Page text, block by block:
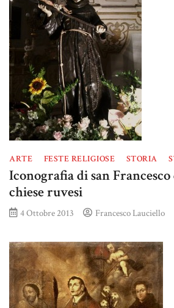
ARTE FESTE RELIGIOSE STORIA
Iconografia di san Francesco
chiese ruvesi
4 Ottobre 2013 Francesco Lauciello